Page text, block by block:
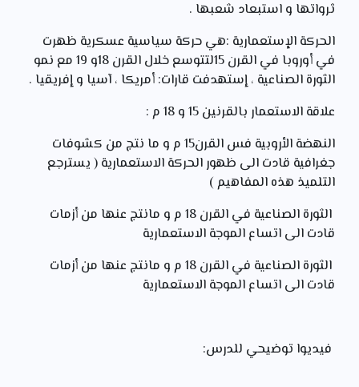
ثرواتها و استبعاد شعبها .
الحركة الإستعمارية :هي حركة سياسية عسكرية ظهرت
في أوروبا في القرن 15لتتوسع خلال القرن 18و 19 مع نمو
الثورة الصناعية ، إستهدفت قارات: أمريكا ، آسيا و إفريقيا .
علاقة الاستعمار بالقرنين 15 و 18 م :
النهضة الأروبية فس القرن15 م و ما نتج من كشوفات
جغرافية قادت الى ظهور الحركة الاستعمارية ( يسترجع
التلميذ هذه المفاهيم )
الثورة الصناعية في القرن 18 م و مانتج عنها من أزمات
قادت الى اتساع الموجة الاستعمارية
الثورة الصناعية في القرن 18 م و مانتج عنها من أزمات
قادت الى اتساع الموجة الاستعمارية
فيديوا توضيحي للدرس: